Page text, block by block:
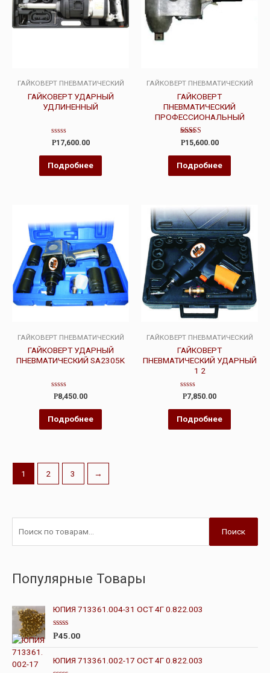
ГАЙКОВЕРТ ПНЕВМАТИЧЕСКИЙ
ГАЙКОВЕРТ УДАРНЫЙ
УДЛИНЕННЫЙ
Оценка
0
из
5
Р17,600.00
Подробнее
ГАЙКОВЕРТ ПНЕВМАТИЧЕСКИЙ
ГАЙКОВЕРТ
ПНЕВМАТИЧЕСКИЙ
ПРОФЕССИОНАЛЬНЫЙ
Оценка
4.00
из 5
Р15,600.00
Подробнее
ГАЙКОВЕРТ ПНЕВМАТИЧЕСКИЙ
ГАЙКОВЕРТ УДАРНЫЙ
ПНЕВМАТИЧЕСКИЙ SA2305K
Оценка
0
из
5
Р8,450.00
Подробнее
ГАЙКОВЕРТ ПНЕВМАТИЧЕСКИЙ
ГАЙКОВЕРТ
ПНЕВМАТИЧЕСКИЙ УДАРНЫЙ
1 2
Оценка
0
из
5
Р7,850.00
Подробнее
1 2 3 →
Поиск
Популярные Товары
ЮПИЯ 713361.004-31 ОСТ 4Г 0.822.003
О
е
н
к
Р45.00
ЮПИЯ 713361.002-17 ОСТ 4Г 0.822.003